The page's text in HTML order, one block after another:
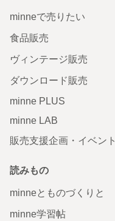
minneで売りたい
食品販売
ヴィンテージ販売
ダウンロード販売
minne PLUS
minne LAB
販売支援企画・イベント
読みもの
minneとものづくりと
minne学習帖